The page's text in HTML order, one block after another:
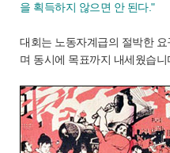
을 획득하지 않으면 안 된다."
대회는 노동자계급의 절박한
며 동시에 목표까지 내세웠습니